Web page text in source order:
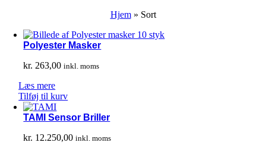
Hjem» Sort
Polyester Masker
kr. 263,00 inkl. moms
Læs mere
Tilføj til kurv
TAMI Sensor Briller
kr. 12.250,00 inkl. moms